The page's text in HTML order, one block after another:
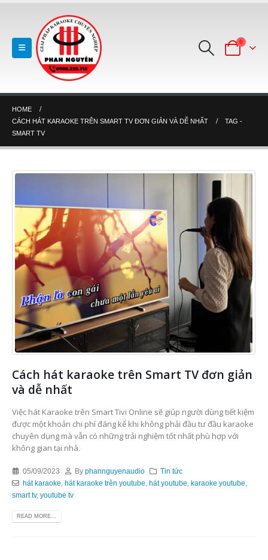
0
HOME
CÁCH HÁT KARAOKE TRÊN SMART TV ĐƠN GIẢN VÀ DỄ NHẤT
TAG -
SMART TV
Cách hát karaoke trên Smart TV đơn giản
và dễ nhất
Việc hát Karaoke trên Smart Tivi Online sẽ giúp người dùng tiết kiệm
được một khoản chi phí đáng kể khi không phải đầu tư đầu karaoke
chuyên dụng mà vẫn có những trải nghiệm tốt nhất phù hợp với
không gian tại nhà.
05/09/2023 Byphannguyenaudio
Tin tức
hát karaoke hát karaoke trên youtube hát youtube karaoke youtube
smart tv, youtube tv
READ MORE...